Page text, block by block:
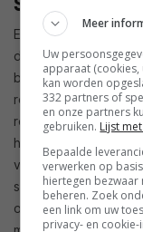
Echt unieke en
dit keer niet gezien.
bij de categorie
rol bij diverse
robotstofzuigers. En
hebben opvallend
van de IFA 2024. De
sinds enkele
oren. Dat komt niet
Meer
Uw
apparaat (cookies,
kan worden
332 partners of
en onze partners
gebruiken. Lijst
Bepaalde
verwerken op
hiertegen
beheren. Zoek
een link om uw
privacy- en cookie-